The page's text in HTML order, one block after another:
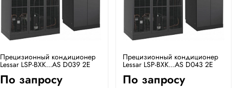
Прецизионный кондиционер
Lessar LSP-BXK...AS D039 2E
По запросу
Прецизионный кондиционер
Lessar LSP-BXK...AS D043 2E
По запросу